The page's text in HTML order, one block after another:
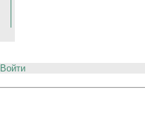
Войти